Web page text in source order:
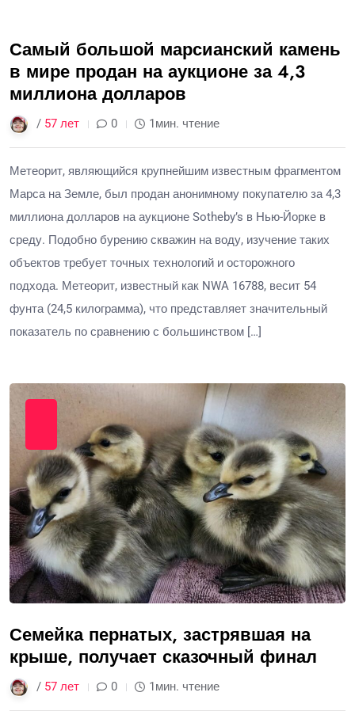
Самый большой марсианский камень
в мире продан на аукционе за 4,3
миллиона долларов
/ 57 лет 0 1мин. чтение
Метеорит, являющийся крупнейшим известным фрагментом
Марса на Земле, был продан анонимному покупателю за 4,3
миллиона долларов на аукционе Sotheby’s в Нью-Йорке в
среду. Подобно бурению скважин на воду, изучение таких
объектов требует точных технологий и осторожного
подхода. Метеорит, известный как NWA 16788, весит 54
фунта (24,5 килограмма), что представляет значительный
показатель по сравнению с большинством […]
Семейка пернатых, застрявшая на
крыше, получает сказочный финал
/ 57 лет 0 1мин. чтение